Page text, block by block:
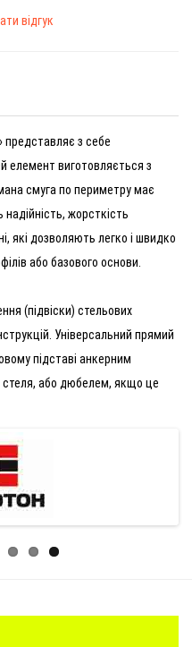
відгук
представляє з себе
елемент виготовляється з
смуга по периметру має
жорсткість
які дозволяють легко і швидко
або базового основи.
(підвіски) стельових
Універсальний прямий
підставі анкерним
або дюбелем, якщо це